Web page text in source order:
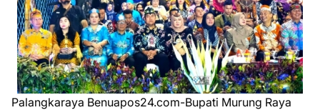
Palangkaraya Benuapos24.com-Bupati Murung Raya